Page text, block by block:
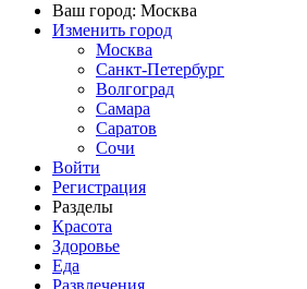
Ваш город: Москва
Изменить город
Москва
Санкт-Петербург
Волгоград
Самара
Саратов
Сочи
Войти
Регистрация
Разделы
Красота
Здоровье
Еда
Развлечения